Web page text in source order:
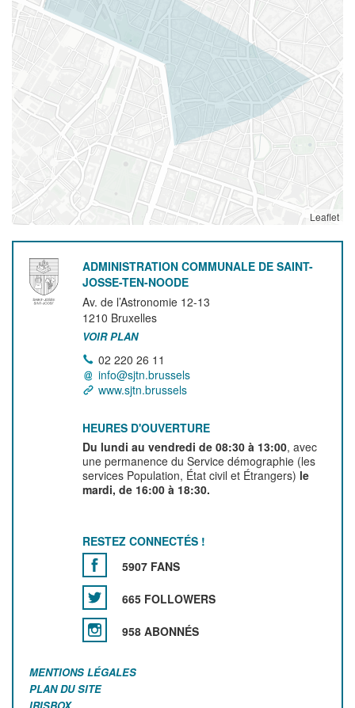
Leaflet
ADMINISTRATION COMMUNALE DE SAINT-
JOSSE-TEN-NOODE
Av. de l’Astronomie 12-13
1210 Bruxelles
VOIR PLAN
02 220 26 11
info@sjtn.brussels
www.sjtn.brussels
HEURES D'OUVERTURE
Du lundi au vendredi de 08:30 à 13:00, avec
une permanence du Service démographie (les
services Population, État civil et Étrangers) le
mardi, de 16:00 à 18:30.
RESTEZ CONNECTÉS !
5907 FANS
665 FOLLOWERS
958 ABONNÉS
MENTIONS LÉGALES
PLAN DU SITE